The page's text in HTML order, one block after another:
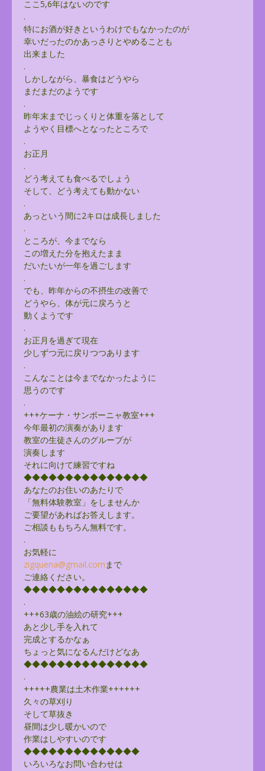
ここ5,6年はないのです
.
特にお酒が好きというわけでもなかったのが
幸いだったのかあっさりとやめることも
出来ました
.
しかしながら、暴食はどうやら
まだまだのようです
.
昨年末までじっくりと体重を落として
ようやく目標へとなったところで
.
お正月
.
どう考えても食べるでしょう
そして、どう考えても動かない
.
あっという間に2キロは成長しました
.
ところが、今までなら
この増えた分を抱えたまま
だいたいが一年を過ごします
.
でも、昨年からの不摂生の改善で
どうやら、体が元に戻ろうと
動くようです
.
お正月を過ぎて現在
少しずつ元に戻りつつあります
.
こんなことは今までなかったように
思うのです
.
+++ケーナ・サンポーニャ教室+++
今年最初の演奏があります
教室の生徒さんのグループが
演奏します
それに向けて練習ですね
◆◆◆◆◆◆◆◆◆◆◆◆◆◆◆
あなたのお住いのあたりで
「無料体験教室」をしませんか
ご要望があればお答えします。
ご相談ももちろん無料です。
.
お気軽に
zigquena@gmail.comまで
ご連絡ください。
◆◆◆◆◆◆◆◆◆◆◆◆◆◆◆
.
+++63歳の油絵の研究+++
あと少し手を入れて
完成とするかなぁ
ちょっと気になるんだけどなあ
◆◆◆◆◆◆◆◆◆◆◆◆◆◆◆
.
+++++農業は土木作業++++++
久々の草刈り
そして草抜き
昼間は少し暖かいので
作業はしやすいのです
◆◆◆◆◆◆◆◆◆◆◆◆◆◆
いろいろなお問い合わせは